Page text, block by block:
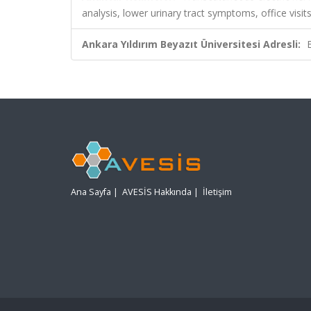
analysis, lower urinary tract symptoms, office visits
Ankara Yıldırım Beyazıt Üniversitesi Adresli:
Ana Sayfa | AVESİS Hakkında | İletişim